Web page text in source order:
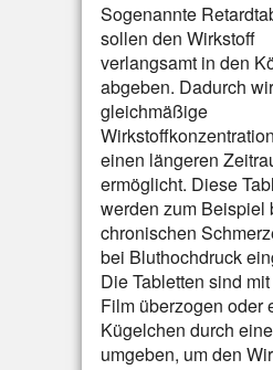
Sogenannte
sollen den Wirkstoff
verlangsamt in den
abgeben. Dadurch
gleichmäßige
einen längeren
ermöglicht. Diese
werden zum Beispiel
chronischen
bei Bluthochdruck
Die Tabletten sind
Film überzogen oder
Kügelchen durch
umgeben, um den